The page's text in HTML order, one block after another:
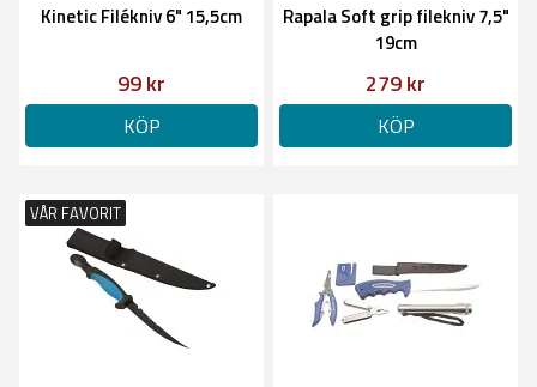
Kinetic Filékniv 6" 15,5cm
99 kr
KÖP
Rapala Soft grip filekniv 7,5"
19cm
279 kr
KÖP
VÅR FAVORIT